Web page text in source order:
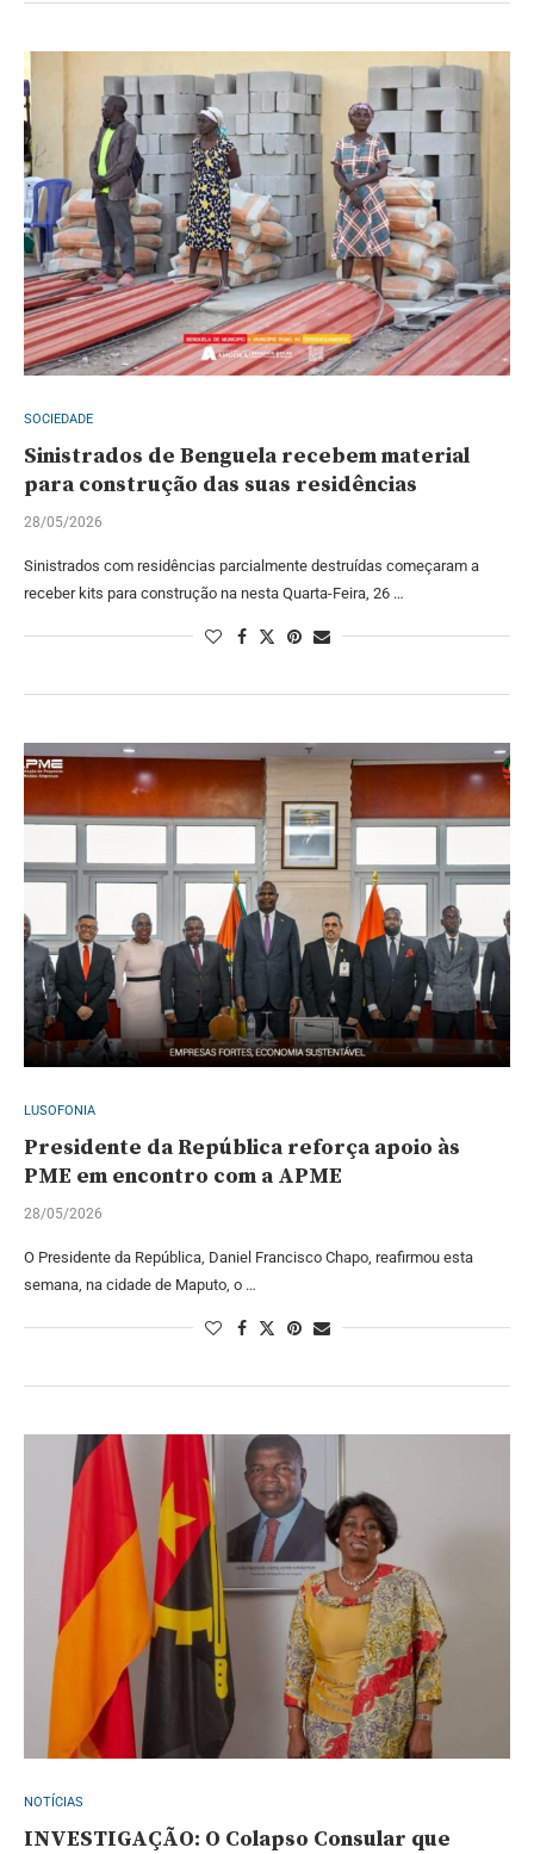
SOCIEDADE
Sinistrados de Benguela recebem material
para construção das suas residências
28/05/2026
Sinistrados com residências parcialmente destruídas começaram a
receber kits para construção na nesta Quarta-Feira, 26 …
LUSOFONIA
Presidente da República reforça apoio às
PME em encontro com a APME
28/05/2026
O Presidente da República, Daniel Francisco Chapo, reafirmou esta
semana, na cidade de Maputo, o …
NOTÍCIAS
INVESTIGAÇÃO: O Colapso Consular que